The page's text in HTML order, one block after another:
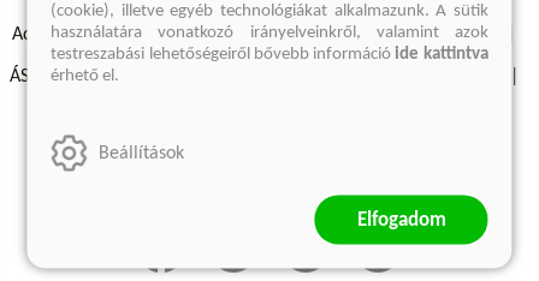
Adatvédelmi szabályzatok Elállási felmondási nyilatkozat
ÁSZF - Vásárlási feltételek
Szállítási információk
(cookie), illetve egyéb technológiákat alkalmazunk. A sütik
használatára vonatkozó irányelveinkről, valamint azok
testreszabási lehetőségeiről bővebb információide kattintva
érhető el.
Beállítások
Elfogadom